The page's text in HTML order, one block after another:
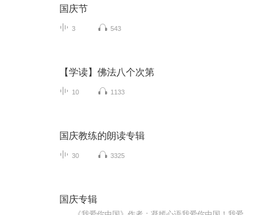
国庆节
3 543
【学读】佛法八个次第
10 1133
国庆教练的朗读专辑
30 3325
国庆专辑